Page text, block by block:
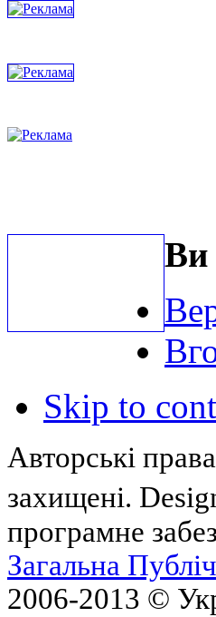
Ви
Skip to
Авторські
захищені.
програмне
Загальна
2006-2013 ©